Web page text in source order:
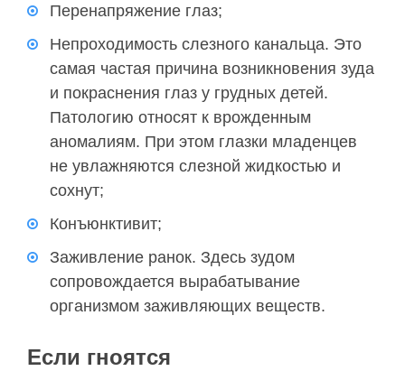
Перенапряжение глаз;
Непроходимость слезного канальца. Это
самая частая причина возникновения зуда
и покраснения глаз у грудных детей.
Патологию относят к врожденным
аномалиям. При этом глазки младенцев
не увлажняются слезной жидкостью и
сохнут;
Конъюнктивит;
Заживление ранок. Здесь зудом
сопровождается вырабатывание
организмом заживляющих веществ.
Если гноятся